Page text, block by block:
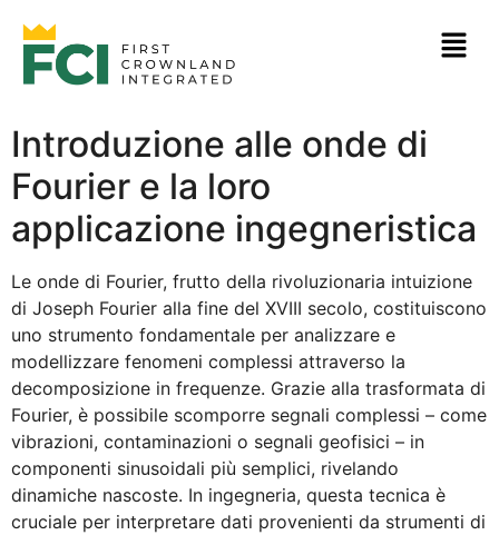
Introduzione alle onde di
Fourier e la loro
applicazione ingegneristica
Le onde di Fourier, frutto della rivoluzionaria intuizione
di Joseph Fourier alla fine del XVIII secolo, costituiscono
uno strumento fondamentale per analizzare e
modellizzare fenomeni complessi attraverso la
decomposizione in frequenze. Grazie alla trasformata di
Fourier, è possibile scomporre segnali complessi – come
vibrazioni, contaminazioni o segnali geofisici – in
componenti sinusoidali più semplici, rivelando
dinamiche nascoste. In ingegneria, questa tecnica è
cruciale per interpretare dati provenienti da strumenti di